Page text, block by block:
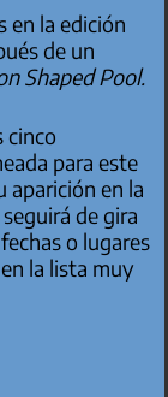
en la edición
de un
Shaped Pool.
cinco
para este
aparición en la
de gira
o lugares
la lista muy